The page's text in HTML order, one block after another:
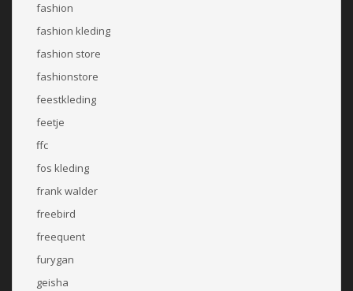
fashion
fashion kleding
fashion store
fashionstore
feestkleding
feetje
ffc
fos kleding
frank walder
freebird
freequent
furygan
geisha